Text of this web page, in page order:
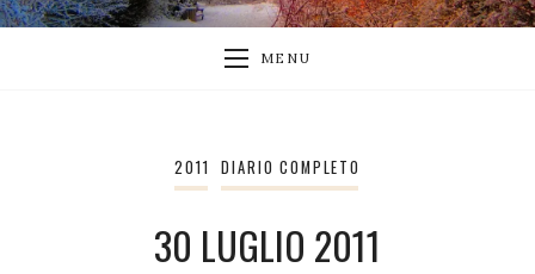
MENU
2011 DIARIO COMPLETO
30 LUGLIO 2011